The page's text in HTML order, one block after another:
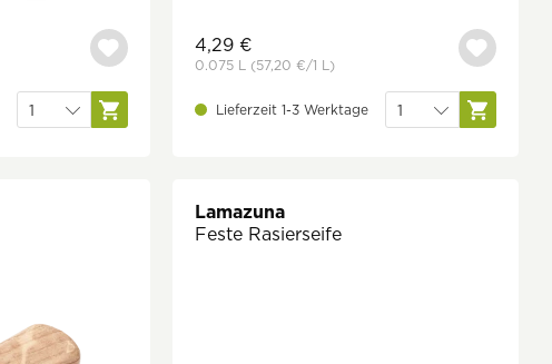
4,29 €
0.075 L (57,20 €/1 L)
Lieferzeit 1-3 Werktage
Lamazuna
Feste Rasierseife